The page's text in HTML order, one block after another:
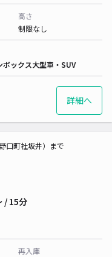
高さ
制限なし
ボックス大型車・SUV
詳細へ
口町社坂井）まで
/ 15分
再入庫